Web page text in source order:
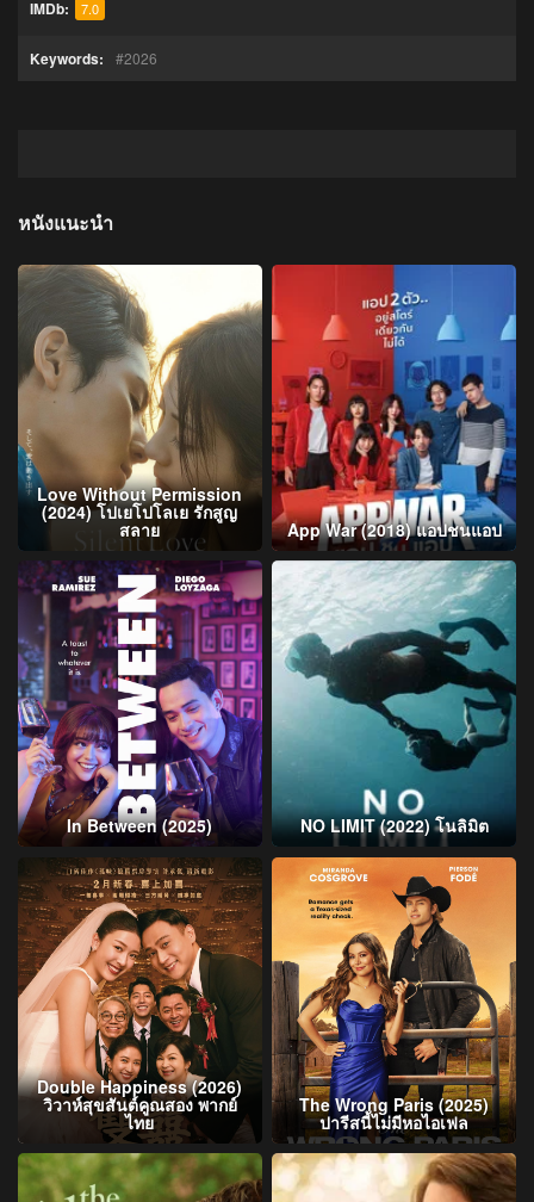
IMDb: 7.0
Keywords: 2026
หนังแนะนำ
Love Without Permission
(2024) โปเยโปโลเย รักสูญ
สลาย App War (2018) แอปชนแอป
In Between (2025) NO LIMIT (2022) โนลิมิต
Double Happiness (2026)
วิวาห์สุขสันต์คูณสอง พากย์
ไทย
The Wrong Paris (2025)
ปารีสนี้ไม่มีหอไอเฟล